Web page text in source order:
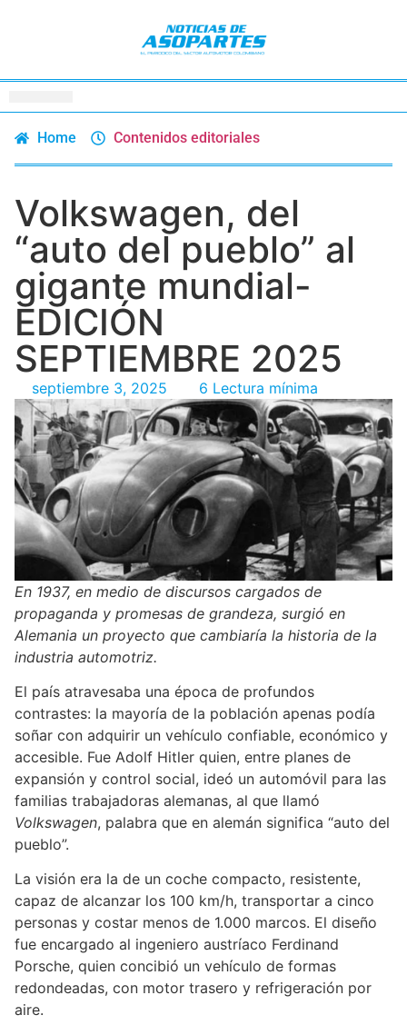
Home Contenidos editoriales
Volkswagen, del
“auto del pueblo” al
gigante mundial-
EDICIÓN
SEPTIEMBRE 2025
septiembre 3, 2025 6 Lectura mínima
En 1937, en medio de discursos cargados de
propaganda y promesas de grandeza, surgió en
Alemania un proyecto que cambiaría la historia de la
industria automotriz.
El país atravesaba una época de profundos
contrastes: la mayoría de la población apenas podía
soñar con adquirir un vehículo confiable, económico y
accesible. Fue Adolf Hitler quien, entre planes de
expansión y control social, ideó un automóvil para las
familias trabajadoras alemanas, al que llamó
Volkswagen, palabra que en alemán significa “auto del
pueblo”.
La visión era la de un coche compacto, resistente,
capaz de alcanzar los 100 km/h, transportar a cinco
personas y costar menos de 1.000 marcos. El diseño
fue encargado al ingeniero austríaco Ferdinand
Porsche, quien concibió un vehículo de formas
redondeadas, con motor trasero y refrigeración por
aire.